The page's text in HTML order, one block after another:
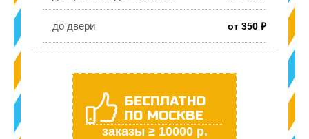
до двери от 350 ₽
БЕСПЛАТНО
ПО МОСКВЕ
заказы ≥ 10000 р.